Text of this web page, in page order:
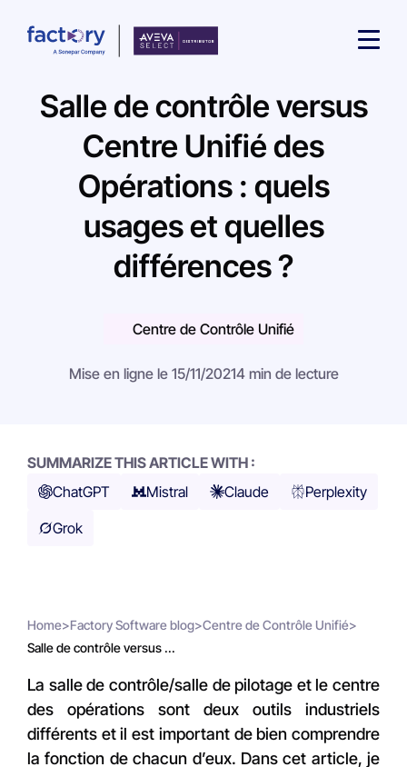
Qu'est-ce que vous cherchez ?
Salle de contrôle versus
Centre Unifié des
Opérations : quels
usages et quelles
différences ?
Centre de Contrôle Unifié
Mise en ligne le 15/11/20214 min de lecture
SUMMARIZE THIS ARTICLE WITH :
ChatGPT
Mistral Claude
Perplexity
Grok
Home>Factory Software blog>Centre de Contrôle Unifié>
Salle de contrôle versus ...
La salle de contrôle/salle de pilotage et le centre
des opérations sont deux outils industriels
différents et il est important de bien comprendre
la fonction de chacun d’eux. Dans cet article, je